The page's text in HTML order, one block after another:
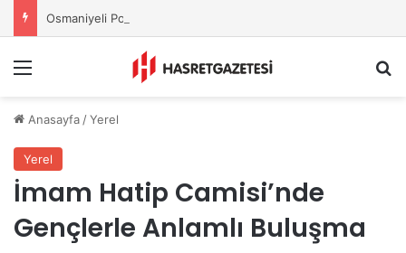
Osmaniyeli Polis Memuru Ayşe Akdoğan Hayatını Kaybetti
Anasayfa /Yerel
Yerel
İmam Hatip Camisi’nde
Gençlerle Anlamlı Buluşma